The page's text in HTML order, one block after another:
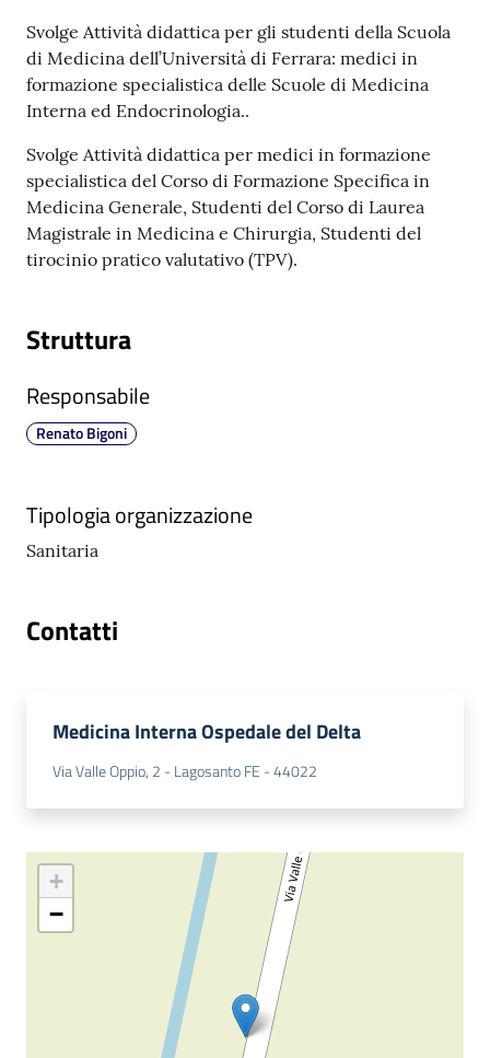
A
m
m
i
n
i
s
t
r
z
i
n
e
a
p
r
e
Fornitori
Seguici
su
Svolge Attività didattica per gli studenti della Scuola
di Medicina dell’Università di Ferrara: medici in
formazione specialistica delle Scuole di Medicina
Interna ed Endocrinologia..
Svolge Attività didattica per medici in formazione
specialistica del Corso di Formazione Specifica in
Medicina Generale, Studenti del Corso di Laurea
Magistrale in Medicina e Chirurgia, Studenti del
tirocinio pratico valutativo (TPV).
Struttura
Responsabile
Renato Bigoni
Tipologia organizzazione
Sanitaria
Contatti
Medicina Interna Ospedale del Delta
Via Valle Oppio, 2 - Lagosanto FE - 44022
+
−